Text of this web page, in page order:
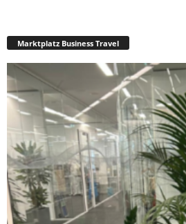
Marktplatz Business Travel